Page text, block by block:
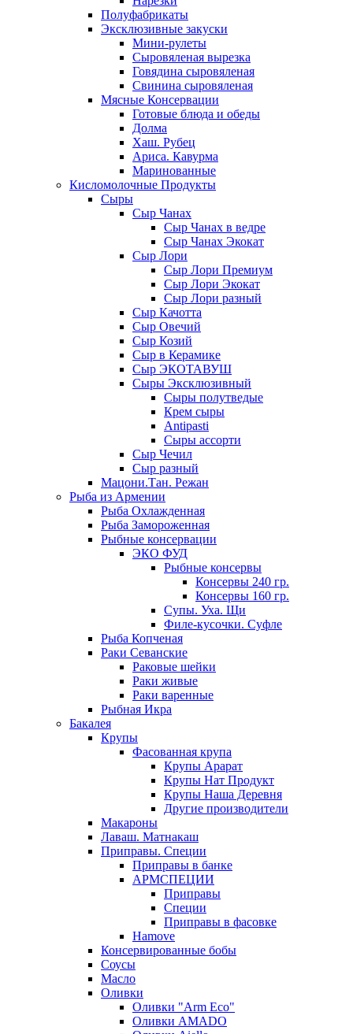
Полуфабрикаты
Эксклюзивные закуски
Мини-рулеты
Сыровяленая вырезка
Говядина сыровяленая
Свинина сыровяленая
Мясные Консервации
Готовые блюда и обеды
Долма
Хаш. Рубец
Ариса. Кавурма
Маринованные
Кисломолочные Продукты
Сыры
Сыр Чанах
Сыр Чанах в ведре
Сыр Чанах Экокат
Сыр Лори
Сыр Лори Премиум
Сыр Лори Экокат
Сыр Лори разный
Сыр Качотта
Сыр Овечий
Сыр Козий
Сыр в Керамике
Сыр ЭКОТАВУШ
Сыры Эксклюзивный
Сыры полутведые
Крем сыры
Antipasti
Сыры ассорти
Сыр Чечил
Сыр разный
Мацони.Тан. Режан
Рыба из Армении
Рыба Охлажденная
Рыба Замороженная
Рыбные консервации
ЭКО ФУД
Рыбные консервы
Консервы 240 гр.
Консервы 160 гр.
Супы. Уха. Щи
Филе-кусочки. Суфле
Рыба Копченая
Раки Севанские
Раковые шейки
Раки живые
Раки варенные
Рыбная Икра
Бакалея
Крупы
Фасованная крупа
Крупы Арарат
Крупы Нат Продукт
Крупы Наша Деревня
Другие производители
Макароны
Лаваш. Матнакаш
Приправы. Специи
Приправы в банке
АРМСПЕЦИИ
Приправы
Специи
Приправы в фасовке
Hamove
Консервированные бобы
Соусы
Масло
Оливки
Оливки "Arm Eco"
Оливки AMADO